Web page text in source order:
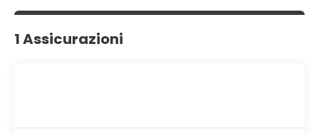
dispone, inoltre, di Wi-Fi gratuito, servizi di concierge e un
servizio babysitter a pagamento. Rilassati in una delle 160
camere con stile personalizzato della struttura, complete
1 Assicurazioni